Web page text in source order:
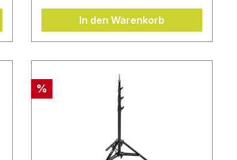
In den Warenkorb
%